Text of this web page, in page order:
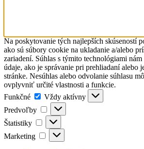
Na poskytovanie tých najlepších skúseností
ako sú súbory cookie na ukladanie a/alebo
zariadení. Súhlas s týmito technológiami
údaje, ako je správanie pri prehliadaní alebo
stránke. Nesúhlas alebo odvolanie súhlasu
ovplyvniť určité vlastnosti a funkcie.
Funkčné
Funkčné
Vždy aktívny
Predvoľby
Predvoľby
Štatistiky Štatistiky
Marketing Marketing